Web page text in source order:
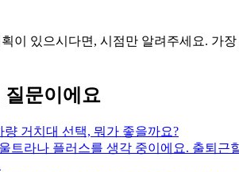
이 있으시다면, 시점만 알려주세요. 가
질문이에요
량 거치대 선택, 뭐가 좋을까요?
트라나 플러스를 생각 중이에요. 출퇴